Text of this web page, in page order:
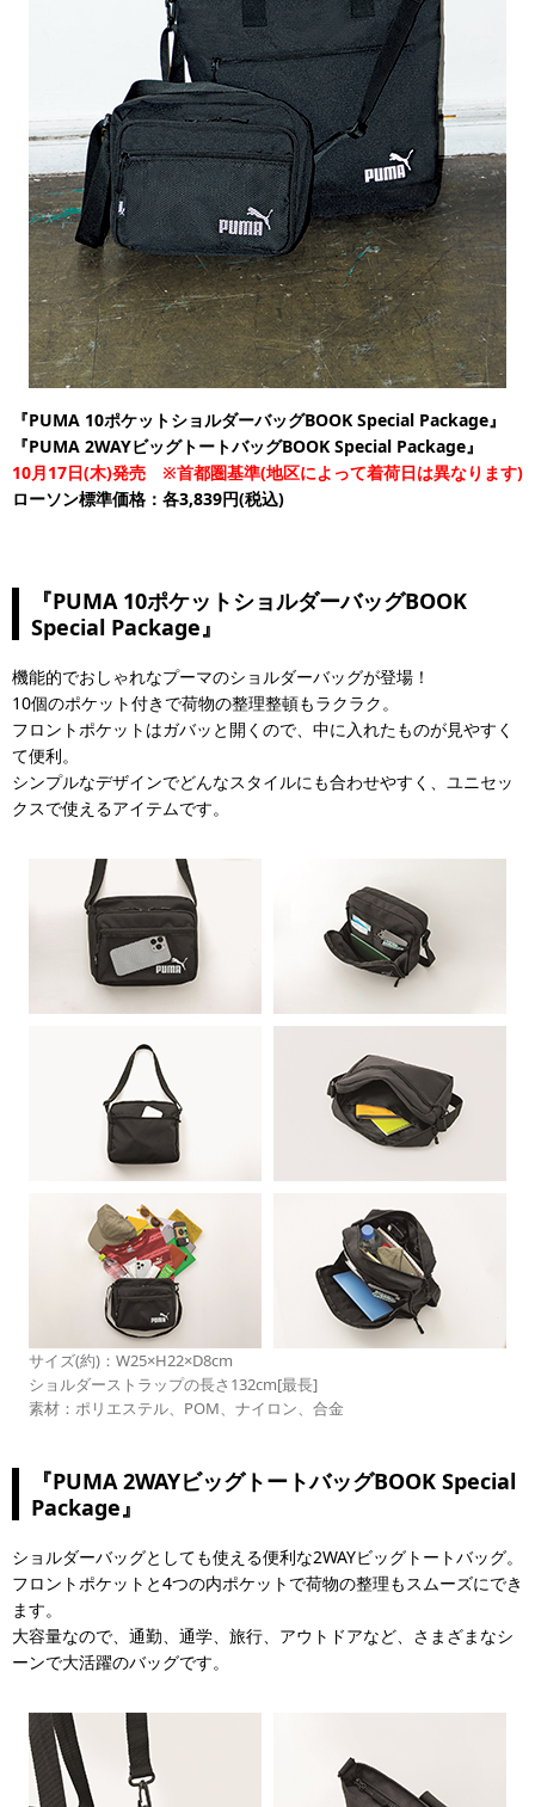
『PUMA 10ポケットショルダーバッグBOOK Special Package』
『PUMA 2WAYビッグトートバッグBOOK Special Package』
10月17日(木)発売 ※首都圏基準(地区によって着荷日は異なります)
ローソン標準価格：各3,839円(税込)
『PUMA 10ポケットショルダーバッグBOOK
Special Package』
機能的でおしゃれなプーマのショルダーバッグが登場！
10個のポケット付きで荷物の整理整頓もラクラク。
フロントポケットはガバッと開くので、中に入れたものが見やすく
て便利。
シンプルなデザインでどんなスタイルにも合わせやすく、ユニセッ
クスで使えるアイテムです。
サイズ(約)：W25×H22×D8cm
ショルダーストラップの長さ132cm[最長]
素材：ポリエステル、POM、ナイロン、合金
『PUMA 2WAYビッグトートバッグBOOK Special
Package』
ショルダーバッグとしても使える便利な2WAYビッグトートバッグ。
フロントポケットと4つの内ポケットで荷物の整理もスムーズにでき
ます。
大容量なので、通勤、通学、旅行、アウトドアなど、さまざまなシ
ーンで大活躍のバッグです。